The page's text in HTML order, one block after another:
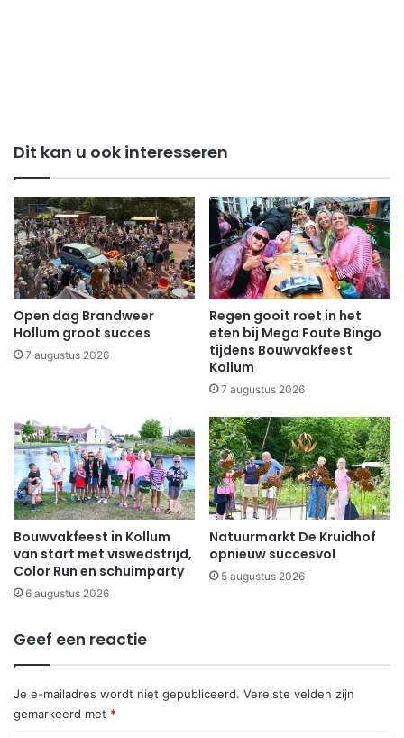
Dit kan u ook interesseren
Open dag Brandweer
Hollum groot succes
7 augustus 2026
Regen gooit roet in het
eten bij Mega Foute Bingo
tijdens Bouwvakfeest
Kollum
7 augustus 2026
Bouwvakfeest in Kollum
van start met viswedstrijd,
Color Run en schuimparty
6 augustus 2026
Natuurmarkt De Kruidhof
opnieuw succesvol
5 augustus 2026
Geef een reactie
Je e-mailadres wordt niet gepubliceerd. Vereiste velden zijn
gemarkeerd met *